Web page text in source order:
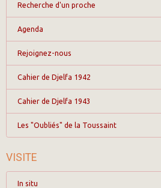
Recherche d'un proche
Agenda
Rejoignez-nous
Cahier de Djelfa 1942
Cahier de Djelfa 1943
Les "Oubliés" de la Toussaint
VISITE
In situ